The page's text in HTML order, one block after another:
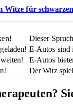
Witze für
Dieser
E-Autos sind
E-Autos
Der Witz